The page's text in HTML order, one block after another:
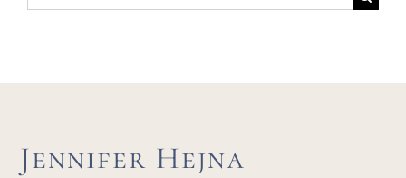
nach:
Jennifer Hejna